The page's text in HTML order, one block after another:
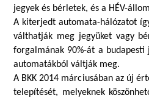
jegyek és bérletek, és a HÉV-
A kiterjedt automata-hálózatot
válthatják meg jegyüket vagy
forgalmának 90%-át a
automatákból váltják meg.
A BKK 2014 márciusában az új
telepítését, melyeknek